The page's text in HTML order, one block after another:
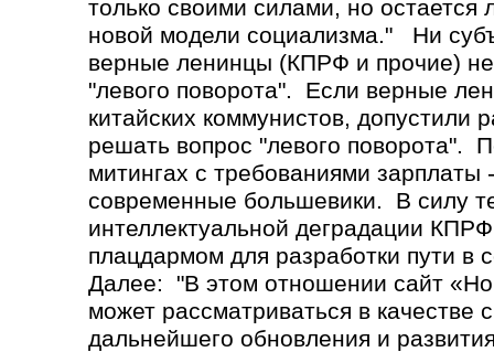
только своими силами, но
новой модели социализма." Ни
верные ленинцы (КПРФ и прочие)
"левого поворота". Если верные
китайских коммунистов, допустили
решать вопрос "левого поворота".
митингах с требованиями зарплаты
современные большевики. В силу
интеллектуальной деградации
плацдармом для разработки пути в
Далее: "В этом отношении сайт
может рассматриваться в качестве
дальнейшего обновления и